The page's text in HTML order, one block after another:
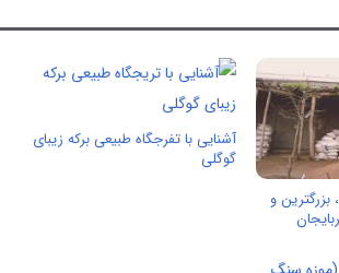
بزرگترین و
آشنایی با تفرجگاه طبیعی برکه زیبای
گوگلی